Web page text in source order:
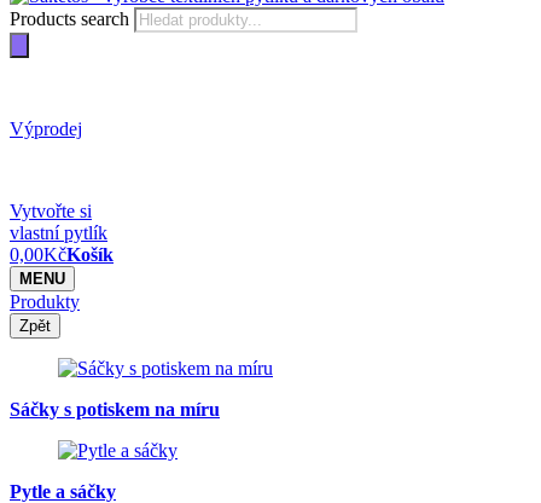
Products search
Výprodej
Vytvořte si
vlastní pytlík
0,00KčKošík
MENU
Produkty
Zpět
Sáčky s potiskem na míru
Pytle a sáčky